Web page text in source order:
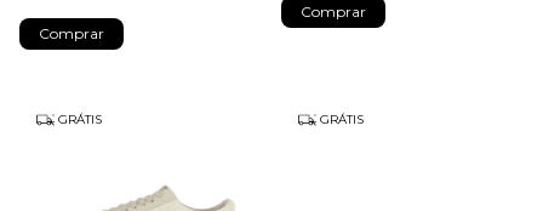
Comprar
Comprar
GRÁTIS GRÁTIS